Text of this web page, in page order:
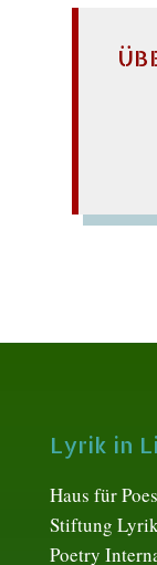
Lyrik in
Haus für
Stiftung
Poetry